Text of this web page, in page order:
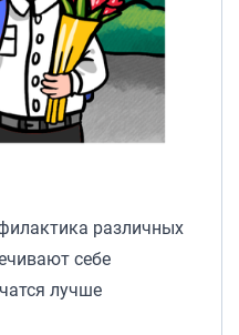
различных
себе
лучше